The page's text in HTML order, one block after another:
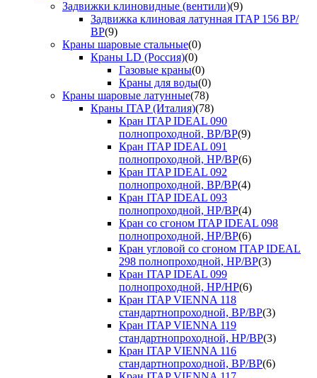
Задвижки клиновидные (вентили)(9)
Задвижка клиновая латунная ITAP 156 ВР/
ВР(9)
Краны шаровые стальные(0)
Краны LD (Россия)(0)
Газовые краны(0)
Краны для воды(0)
Краны шаровые латунные(78)
Краны ITAP (Италия)(78)
Кран ITAP IDEAL 090
полнопроходной, ВР/ВР(9)
Кран ITAP IDEAL 091
полнопроходной, НР/ВР(6)
Кран ITAP IDEAL 092
полнопроходной, ВР/ВР(4)
Кран ITAP IDEAL 093
полнопроходной, НР/ВР(4)
Кран со сгоном ITAP IDEAL 098
полнопроходной, НР/ВР(6)
Кран угловой со сгоном ITAP IDEAL
298 полнопроходной, НР/ВР(3)
Кран ITAP IDEAL 099
полнопроходной, НР/НР(6)
Кран ITAP VIENNA 118
стандартнопроходной, ВР/ВР(3)
Кран ITAP VIENNA 119
стандартнопроходной, НР/ВР(3)
Кран ITAP VIENNA 116
стандартнопроходной, ВР/ВР(6)